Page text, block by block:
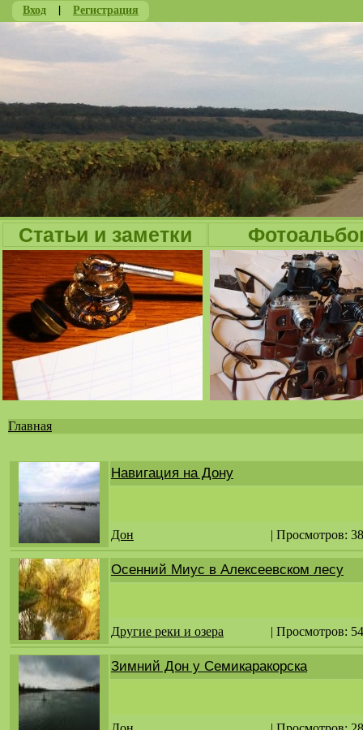
Вход | Регистрация
Статьи и заметки
здесь
Главная
Навигация на Дону
Дон | Просмотров:
Осенний Миус в Алексеевском лесу
Другие реки и озера | Просмотров:
Зимний Дон у Семикаракорска